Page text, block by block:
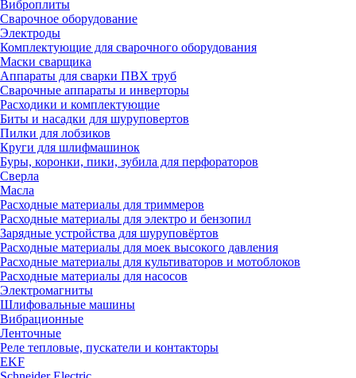
Виброплиты
Сварочное оборудование
Электроды
Комплектующие для сварочного оборудования
Маски сварщика
Аппараты для сварки ПВХ труб
Сварочные аппараты и инверторы
Расходики и комплектующие
Биты и насадки для шуруповертов
Пилки для лобзиков
Круги для шлифмашинок
Буры, коронки, пики, зубила для перфораторов
Сверла
Масла
Расходные материалы для триммеров
Расходные материалы для электро и бензопил
Зарядные устройства для шуруповёртов
Расходные материалы для моек высокого давления
Расходные материалы для культиваторов и мотоблоков
Расходные материалы для насосов
Электромагниты
Шлифовальные машины
Вибрационные
Ленточные
Реле тепловые, пускатели и контакторы
EKF